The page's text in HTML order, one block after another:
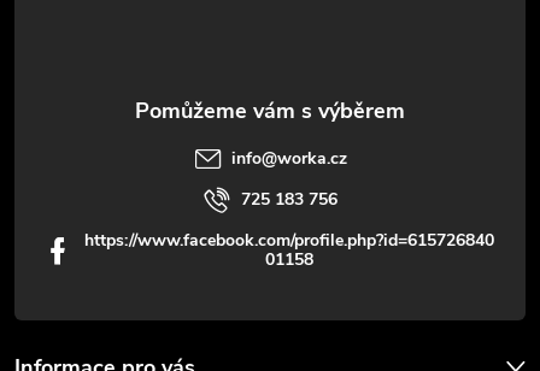
info@worka.cz
725 183 756
https://www.facebook.com/profile.php?id=615726840
01158